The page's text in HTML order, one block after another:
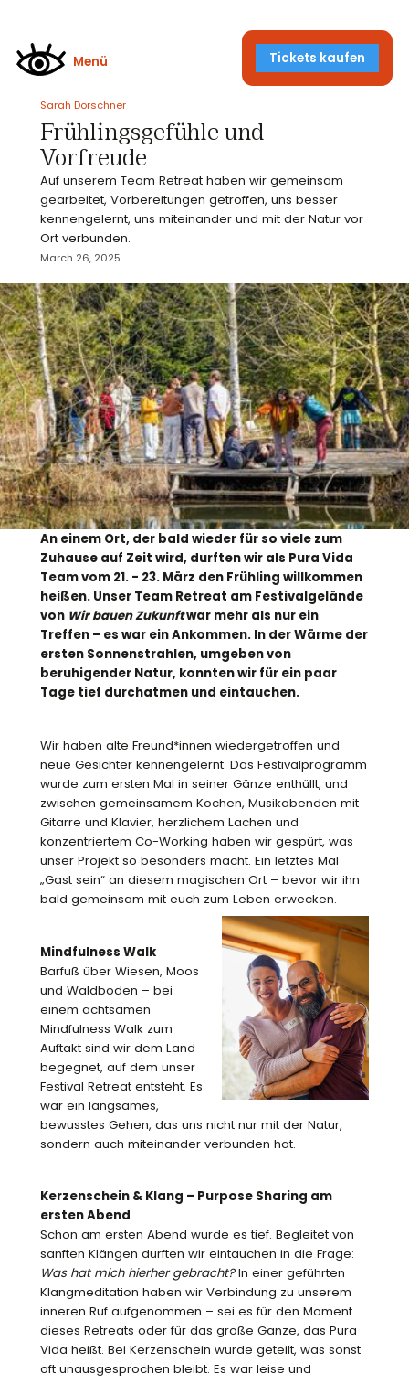
Menü Tickets kaufen
Sarah Dorschner
Frühlingsgefühle und
Vorfreude
Auf unserem Team Retreat haben wir gemeinsam
gearbeitet, Vorbereitungen getroffen, uns besser
kennengelernt, uns miteinander und mit der Natur vor
Ort verbunden.
March 26, 2025
An einem Ort, der bald wieder für so viele zum
Zuhause auf Zeit wird, durften wir als Pura Vida
Team vom 21. - 23. März den Frühling willkommen
heißen. Unser Team Retreat am Festivalgelände
von Wir bauen Zukunftwar mehr als nur ein
Treffen – es war ein Ankommen. In der Wärme der
ersten Sonnenstrahlen, umgeben von
beruhigender Natur, konnten wir für ein paar
Tage tief durchatmen und eintauchen.
Wir haben alte Freund*innen wiedergetroffen und
neue Gesichter kennengelernt. Das Festivalprogramm
wurde zum ersten Mal in seiner Gänze enthüllt, und
zwischen gemeinsamem Kochen, Musikabenden mit
Gitarre und Klavier, herzlichem Lachen und
konzentriertem Co-Working haben wir gespürt, was
unser Projekt so besonders macht. Ein letztes Mal
„Gast sein“ an diesem magischen Ort – bevor wir ihn
bald gemeinsam mit euch zum Leben erwecken.
Mindfulness Walk
Barfuß über Wiesen, Moos
und Waldboden – bei
einem achtsamen
Mindfulness Walk zum
Auftakt sind wir dem Land
begegnet, auf dem unser
Festival Retreat entsteht. Es
war ein langsames,
bewusstes Gehen, das uns nicht nur mit der Natur,
sondern auch miteinander verbunden hat.
Kerzenschein & Klang – Purpose Sharing am
ersten Abend
Schon am ersten Abend wurde es tief. Begleitet von
sanften Klängen durften wir eintauchen in die Frage:
Was hat mich hierher gebracht?In einer geführten
Klangmeditation haben wir Verbindung zu unserem
inneren Ruf aufgenommen – sei es für den Moment
dieses Retreats oder für das große Ganze, das Pura
Vida heißt. Bei Kerzenschein wurde geteilt, was sonst
oft unausgesprochen bleibt. Es war leise und